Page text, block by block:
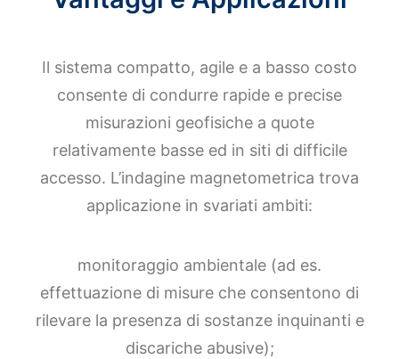
Il sistema compatto, agile e a basso costo
consente di condurre rapide e precise
misurazioni geofisiche a quote
relativamente basse ed in siti di difficile
accesso. L’indagine magnetometrica trova
applicazione in svariati ambiti:
monitoraggio ambientale (ad es.
effettuazione di misure che consentono di
rilevare la presenza di sostanze inquinanti e
discariche abusive);